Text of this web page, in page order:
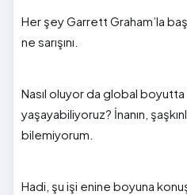
Her şey Garrett Graham’la
ne sarışını.
Nasıl oluyor da global boyutta
yaşayabiliyoruz? İnanın,
bilemiyorum.
Hadi, şu işi enine boyuna